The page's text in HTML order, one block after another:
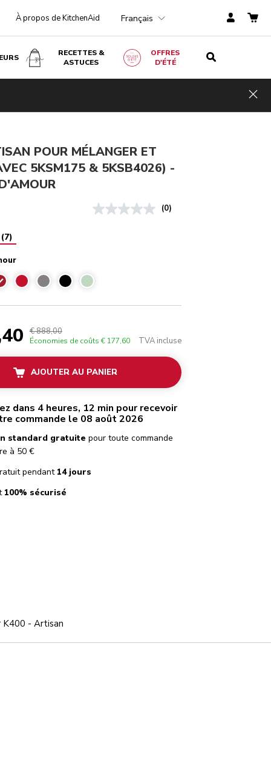
À propos de KitchenAid Français
RECETTES &
ASTUCES
OFFRES
D'ÉTÉ
POUR MÉLANGER ET
5KSM175 & 5KSB4026) -
(0)
7)
d'amour
€ 888,00
Économies de coûts € 177,60 TVA incluse
AJOUTER AU PANIER
dans 4 heures, 12 min pour recevoir
commande le 08 août 2026
standard gratuite pour toute commande
à 50 €
pendant 14 jours
100% sécurisé
K400 - Artisan